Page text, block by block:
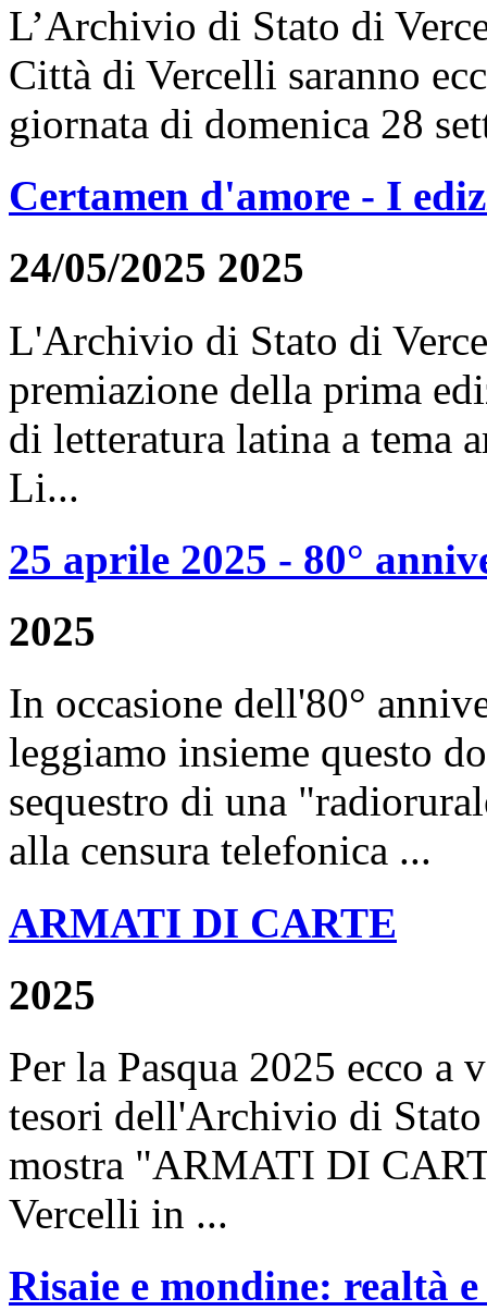
L’Archivio di Stato di
Città di Vercelli saranno
giornata di domenica 28
Certamen d'amore - I
24/05/2025 2025
L'Archivio di Stato di
premiazione della prima
di letteratura latina a tema
Li...
25 aprile 2025 - 80°
2025
In occasione dell'80°
leggiamo insieme questo
sequestro di una
alla censura telefonica ...
ARMATI DI CARTE
2025
Per la Pasqua 2025 ecco a
tesori dell'Archivio di
mostra "ARMATI DI
Vercelli in ...
Risaie e mondine: realtà